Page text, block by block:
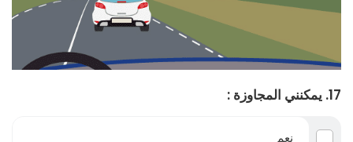
17. يمكنني المجاوزة :
نعم